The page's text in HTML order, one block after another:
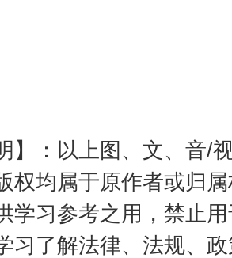
】：以上图、文、音/
权均属于原作者或归
学习参考之用，禁止
习了解法律、法规、
产品抗生素超标问题” 法